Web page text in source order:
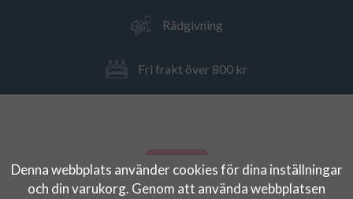
Rådgivning
Fri frakt över 800 kr
Denna webbplats använder cookies för dina inställningar
och din varukorg. Genom att använda webbplatsen